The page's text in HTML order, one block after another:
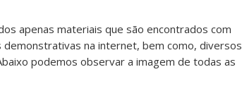
apenas materiais que são encontrados com
na internet, bem como, diversos
podemos observar a imagem de todas as